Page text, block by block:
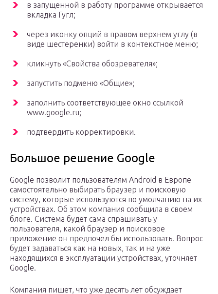
в запущенной в работу программе открывается
вкладка Гугл;
через иконку опций в правом верхнем углу (в
виде шестеренки) войти в контекстное меню;
кликнуть «Свойства обозревателя»;
запустить подменю «Общие»;
заполнить соответствующее окно ссылкой
www.google.ru;
подтвердить корректировки.
Большое решение Google
Google позволит пользователям Android в Европе
самостоятельно выбирать браузер и поисковую
систему, которые используются по умолчанию на их
устройствах. Об этом компания сообщила в своем
блоге. Система будет сама спрашивать у
пользователя, какой браузер и поисковое
приложение он предпочел бы использовать. Вопрос
будет задаваться как на новых, так и на уже
находящихся в эксплуатации устройствах, уточняет
Google.
Компания пишет, что уже десять лет обсуждает